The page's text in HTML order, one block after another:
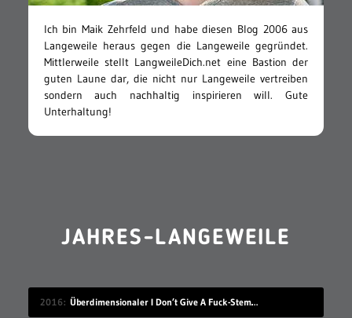
Ich bin Maik Zehrfeld und habe diesen Blog 2006 aus
Langeweile heraus gegen die Langeweile gegründet.
Mittlerweile stellt LangweileDich.net eine Bastion der
guten Laune dar, die nicht nur Langeweile vertreiben
sondern auch nachhaltig inspirieren will. Gute
Unterhaltung!
JAHRES-LANGEWEILE
2016 Überdimensionaler I Don’t Give A Fuck-Stempel